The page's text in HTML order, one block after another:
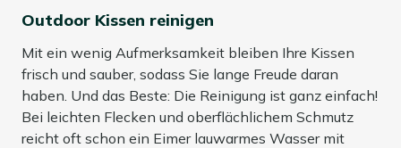
Outdoor Kissen reinigen
Mit ein wenig Aufmerksamkeit bleiben Ihre Kissen
frisch und sauber, sodass Sie lange Freude daran
haben. Und das Beste: Die Reinigung ist ganz einfach!
Bei leichten Flecken und oberflächlichem Schmutz
reicht oft schon ein Eimer lauwarmes Wasser mit